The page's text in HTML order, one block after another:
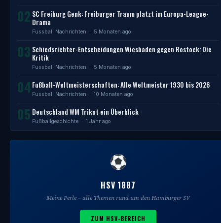
02 SC Freiburg Genk: Freiburger Traum platzt im Europa-League-
Drama
Fussball Nachrichten · 5 Monaten ago
03 Schiedsrichter-Entscheidungen Wiesbaden gegen Rostock: Die
Kritik
Fussball Nachrichten · 5 Monaten ago
04 Fußball-Weltmeisterschaften: Alle Weltmeister 1930 bis 2026
Fussball Nachrichten · 10 Monaten ago
05 Deutschland WM Trikot ein Überblick
Fußballgeschichte · 1 Jahr ago
HSV 1887
Meine Perle – alle Themen rund um den Hamburger SV
ZUM HSV-BEREICH